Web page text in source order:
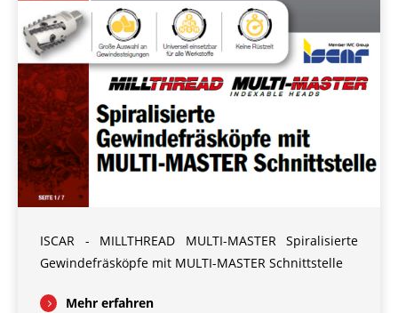
ISCAR - MILLTHREAD MULTI-MASTER Spiralisierte
Gewindefräsköpfe mit MULTI-MASTER Schnittstelle
Mehr erfahren